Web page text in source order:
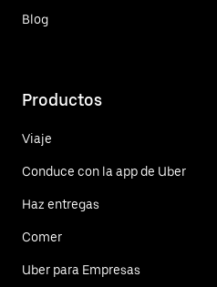
Blog
Productos
Viaje
Conduce con la app de Uber
Haz entregas
Comer
Uber para Empresas